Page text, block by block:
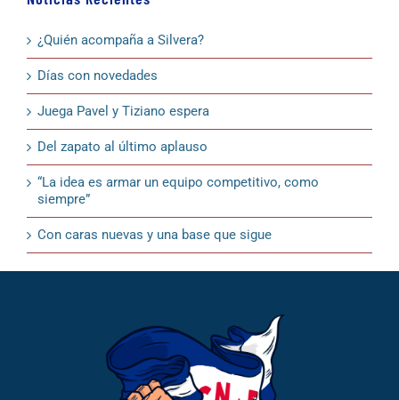
¿Quién acompaña a Silvera?
Días con novedades
Juega Pavel y Tiziano espera
Del zapato al último aplauso
“La idea es armar un equipo competitivo, como
siempre”
Con caras nuevas y una base que sigue